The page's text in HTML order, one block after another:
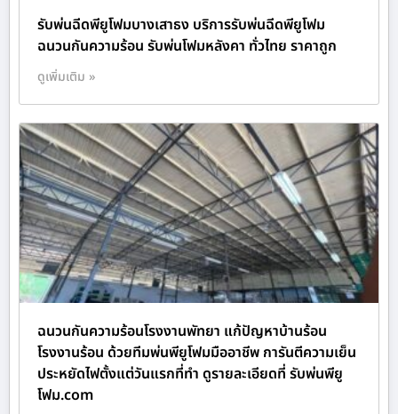
รับพ่นฉีดพียูโฟมบางเสาธง บริการรับพ่นฉีดพียูโฟม
ฉนวนกันความร้อน รับพ่นโฟมหลังคา ทั่วไทย ราคาถูก
ดูเพิ่มเติม »
ฉนวนกันความร้อนโรงงานพัทยา แก้ปัญหาบ้านร้อน
โรงงานร้อน ด้วยทีมพ่นพียูโฟมมืออาชีพ การันตีความเย็น
ประหยัดไฟตั้งแต่วันแรกที่ทำ ดูรายละเอียดที่ รับพ่นพียู
โฟม.com